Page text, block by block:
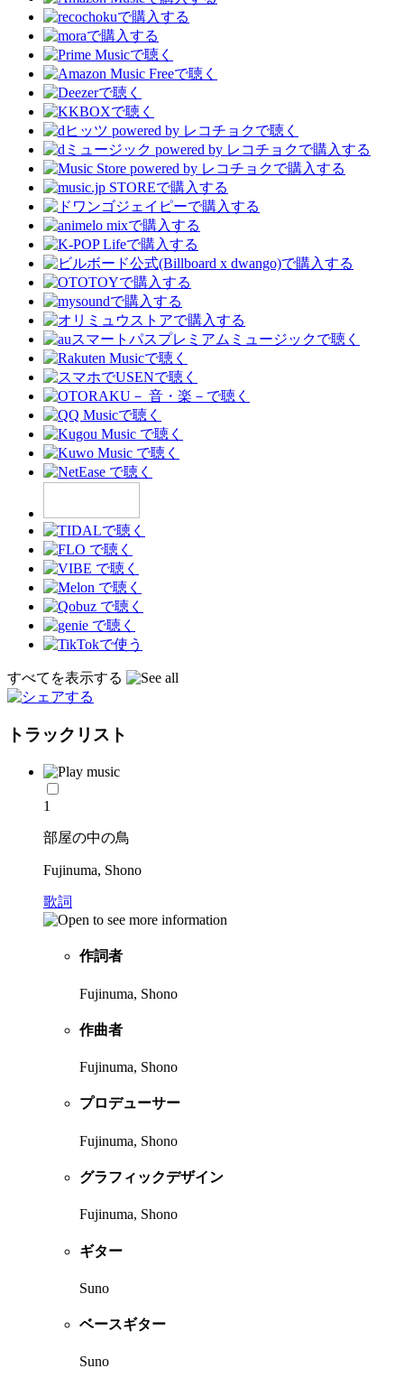
すべてを表示する
トラックリスト
1
部屋の中の鳥
Fujinuma, Shono
歌詞
作詞者
Fujinuma, Shono
作曲者
Fujinuma, Shono
プロデューサー
Fujinuma, Shono
グラフィックデザイン
Fujinuma, Shono
ギター
Suno
ベースギター
Suno